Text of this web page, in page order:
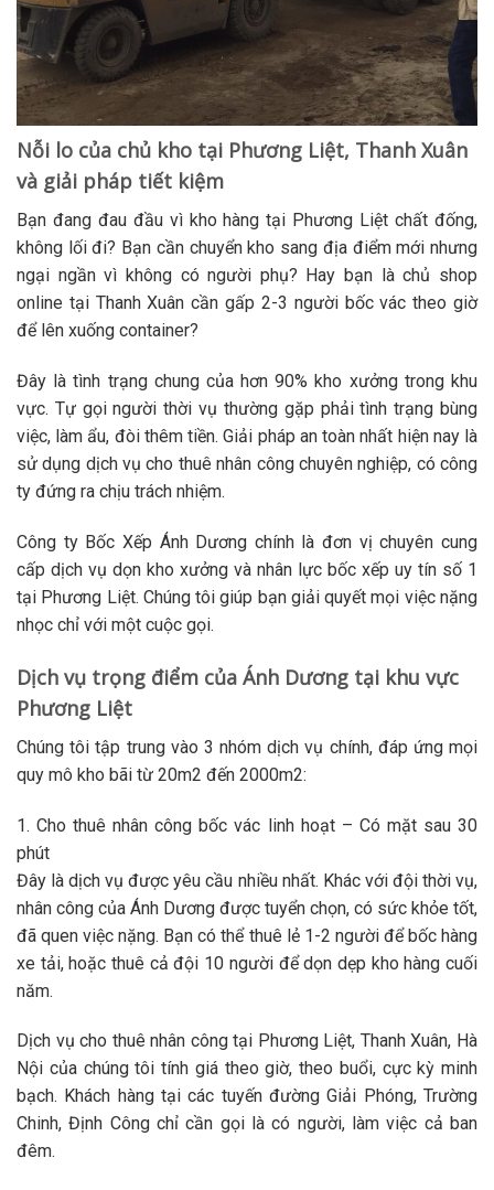
Nỗi lo của chủ kho tại Phương Liệt, Thanh Xuân
và giải pháp tiết kiệm
Bạn đang đau đầu vì kho hàng tại Phương Liệt chất đống,
không lối đi? Bạn cần chuyển kho sang địa điểm mới nhưng
ngại ngần vì không có người phụ? Hay bạn là chủ shop
online tại Thanh Xuân cần gấp 2-3 người bốc vác theo giờ
để lên xuống container?
Đây là tình trạng chung của hơn 90% kho xưởng trong khu
vực. Tự gọi người thời vụ thường gặp phải tình trạng bùng
việc, làm ẩu, đòi thêm tiền. Giải pháp an toàn nhất hiện nay là
sử dụng dịch vụcho thuê nhân côngchuyên nghiệp, có công
ty đứng ra chịu trách nhiệm.
Công ty Bốc Xếp Ánh Dương chính là đơn vị chuyên cung
cấp dịch vụ dọn kho xưởng và nhân lực bốc xếp uy tín số 1
tại Phương Liệt. Chúng tôi giúp bạn giải quyết mọi việc nặng
nhọc chỉ với một cuộc gọi.
Dịch vụ trọng điểm của Ánh Dương tại khu vực
Phương Liệt
Chúng tôi tập trung vào 3 nhóm dịch vụ chính, đáp ứng mọi
quy mô kho bãi từ 20m2 đến 2000m2:
1. Cho thuê nhân công bốc vác linh hoạt – Có mặt sau 30
phút
Đây là dịch vụ được yêu cầu nhiều nhất. Khác với đội thời vụ,
nhân công của Ánh Dương được tuyển chọn, có sức khỏe tốt,
đã quen việc nặng. Bạn có thể thuê lẻ 1-2 người để bốc hàng
xe tải, hoặc thuê cả đội 10 người đểdọn dẹp kho hàng cuối
năm.
Dịch vụcho thuê nhân công tại Phương Liệt, Thanh Xuân, Hà
Nội của chúng tôi tính giá theo giờ, theo buổi, cực kỳ minh
bạch. Khách hàng tại các tuyến đường Giải Phóng, Trường
Chinh, Định Công chỉ cần gọi là có người, làm việc cả ban
đêm.